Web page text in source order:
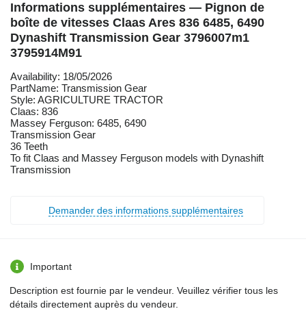
Informations supplémentaires — Pignon de
boîte de vitesses Claas Ares 836 6485, 6490
Dynashift Transmission Gear 3796007m1
3795914M91
Availability: 18/05/2026
PartName: Transmission Gear
Style: AGRICULTURE TRACTOR
Claas: 836
Massey Ferguson: 6485, 6490
Transmission Gear
36 Teeth
To fit Claas and Massey Ferguson models with Dynashift
Transmission
Demander des informations supplémentaires
Important
Description est fournie par le vendeur. Veuillez vérifier tous les
détails directement auprès du vendeur.